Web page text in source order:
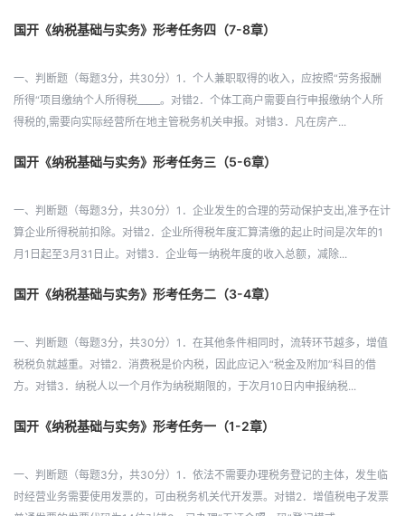
国开《纳税基础与实务》形考任务四（7-8章）
一、判断题（每题3分，共30分）1．个人兼职取得的收入，应按照“劳务报酬
所得“项目缴纳个人所得税_____。对错2．个体工商户需要自行申报缴纳个人所
得税的,需要向实际经营所在地主管税务机关申报。对错3．凡在房产...
国开《纳税基础与实务》形考任务三（5-6章）
一、判断题（每题3分，共30分）1．企业发生的合理的劳动保护支出,准予在计
算企业所得税前扣除。对错2．企业所得税年度汇算清缴的起止时间是次年的1
月1日起至3月31日止。对错3．企业每一纳税年度的收入总额，减除...
国开《纳税基础与实务》形考任务二（3-4章）
一、判断题（每题3分，共30分）1．在其他条件相同时，流转环节越多，增值
税税负就越重。对错2．消费税是价内税，因此应记入“税金及附加”科目的借
方。对错3．纳税人以一个月作为纳税期限的，于次月10日内申报纳税...
国开《纳税基础与实务》形考任务一（1-2章）
一、判断题（每题3分，共30分）1．依法不需要办理税务登记的主体，发生临
时经营业务需要使用发票的，可由税务机关代开发票。对错2．增值税电子发票